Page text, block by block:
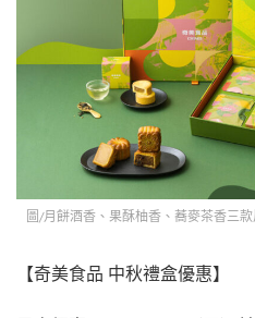
圖/月餅酒香、果酥柚香、蕎麥茶香三
【奇美食品 中秋禮盒優惠】